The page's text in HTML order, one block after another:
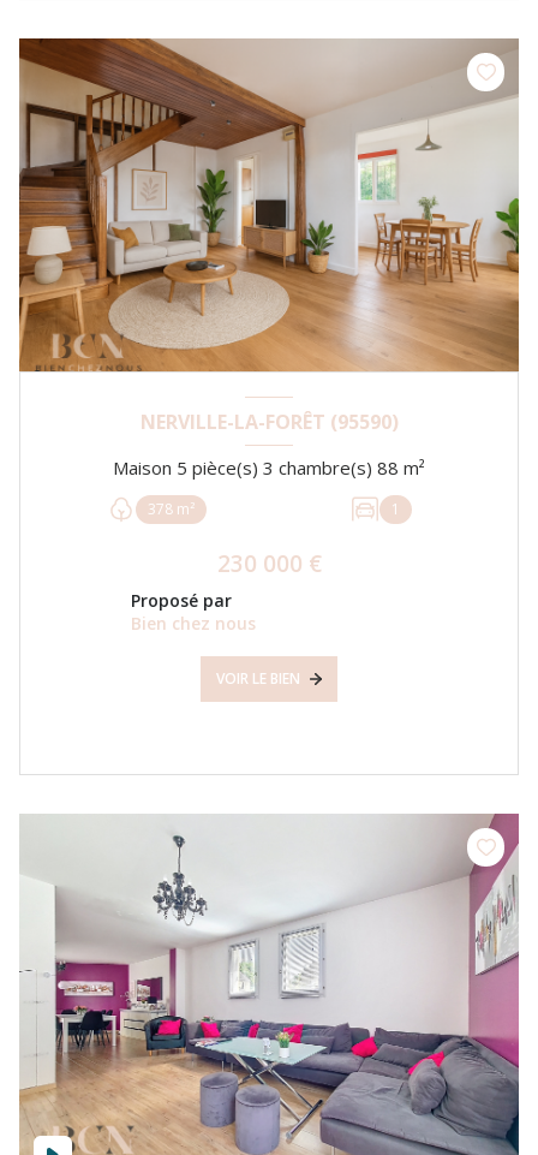
NERVILLE-LA-FORÊT (95590)
Maison 5 pièce(s) 3 chambre(s) 88 m²
378 m² 1
230 000 €
Proposé par
Bien chez nous
VOIR LE BIEN